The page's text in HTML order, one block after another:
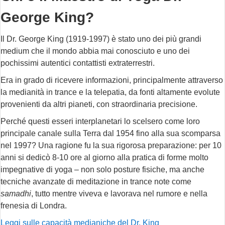
George King?
Il Dr. George King (1919-1997) è stato uno dei più grandi
medium che il mondo abbia mai conosciuto e uno dei
pochissimi autentici contattisti extraterrestri.
Era in grado di ricevere informazioni, principalmente attraverso
la medianità in trance e la telepatia, da fonti altamente evolute
provenienti da altri pianeti, con straordinaria precisione.
Perché questi esseri interplanetari lo scelsero come loro
principale canale sulla Terra dal 1954 fino alla sua scomparsa
nel 1997? Una ragione fu la sua rigorosa preparazione: per 10
anni si dedicò 8-10 ore al giorno alla pratica di forme molto
impegnative di yoga – non solo posture fisiche, ma anche
tecniche avanzate di meditazione in trance note come
samadhi, tutto mentre viveva e lavorava nel rumore e nella
frenesia di Londra.
Leggi sulle capacità medianiche del Dr. King